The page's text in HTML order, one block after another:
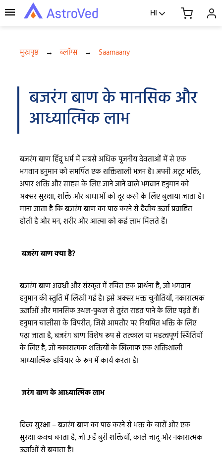
HI
मुखपृष्ठ → ब्लॉग्स → Saamaany
बजरंग बाण के मानसिक और
आध्यात्मिक लाभ
बजरंग बाण हिंदू धर्म में सबसे अधिक पूजनीय देवताओं में से एक
भगवान हनुमान को समर्पित एक शक्तिशाली भजन है। अपनी अटूट भक्ति,
अपार शक्ति और साहस के लिए जाने जाने वाले भगवान हनुमान को
अक्सर सुरक्षा, शक्ति और बाधाओं को दूर करने के लिए बुलाया जाता है।
माना जाता है कि बजरंग बाण का पाठ करने से दैवीय ऊर्जा प्रवाहित
होती है और मन, शरीर और आत्मा को कई लाभ मिलते हैं।
बजरंग बाण क्या है?
बजरंग बाण अवधी और संस्कृत में रचित एक प्रार्थना है, जो भगवान
हनुमान की स्तुति में लिखी गई है। इसे अक्सर भक्त चुनौतियों, नकारात्मक
ऊर्जाओं और मानसिक उथल-पुथल से तुरंत राहत पाने के लिए पढ़ते हैं।
हनुमान चालीसा के विपरीत, जिसे आमतौर पर नियमित भक्ति के लिए
पढ़ा जाता है, बजरंग बाण विशेष रूप से तत्काल या महत्वपूर्ण स्थितियों
के लिए है, जो नकारात्मक शक्तियों के खिलाफ एक शक्तिशाली
आध्यात्मिक हथियार के रूप में कार्य करता है।
जरंग बाण के आध्यात्मिक लाभ
दिव्य सुरक्षा – बजरंग बाण का पाठ करने से भक्त के चारों ओर एक
सुरक्षा कवच बनता है, जो उन्हें बुरी शक्तियों, काले जादू और नकारात्मक
ऊर्जाओं से बचाता है।